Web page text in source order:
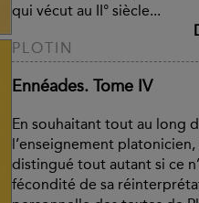
qui vécut au II° siècle...
PLOTIN
Ennéades. Tome IV
En souhaitant tout au long
l’enseignement platonicien,
distingué tout autant si ce
fécondité de sa